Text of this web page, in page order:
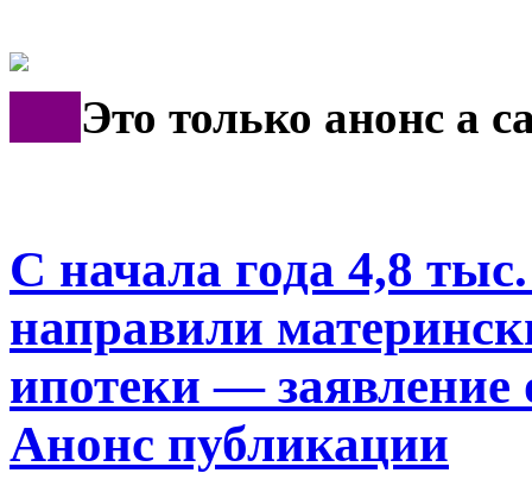
Это только анонс а
С начала года 4,8
направили
ипотеки —
Анонс публикации